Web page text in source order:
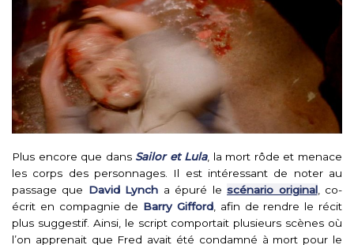
Plus encore que dans Sailor et Lula, la mort rôde et menace
les corps des personnages. Il est intéressant de noter au
passage que David Lynch a épuré lescénario original, co-
écrit en compagnie de Barry Gifford , afin de rendre le récit
plus suggestif. Ainsi, le script comportait plusieurs scènes où
l’on apprenait que Fred avait été condamné à mort pour le